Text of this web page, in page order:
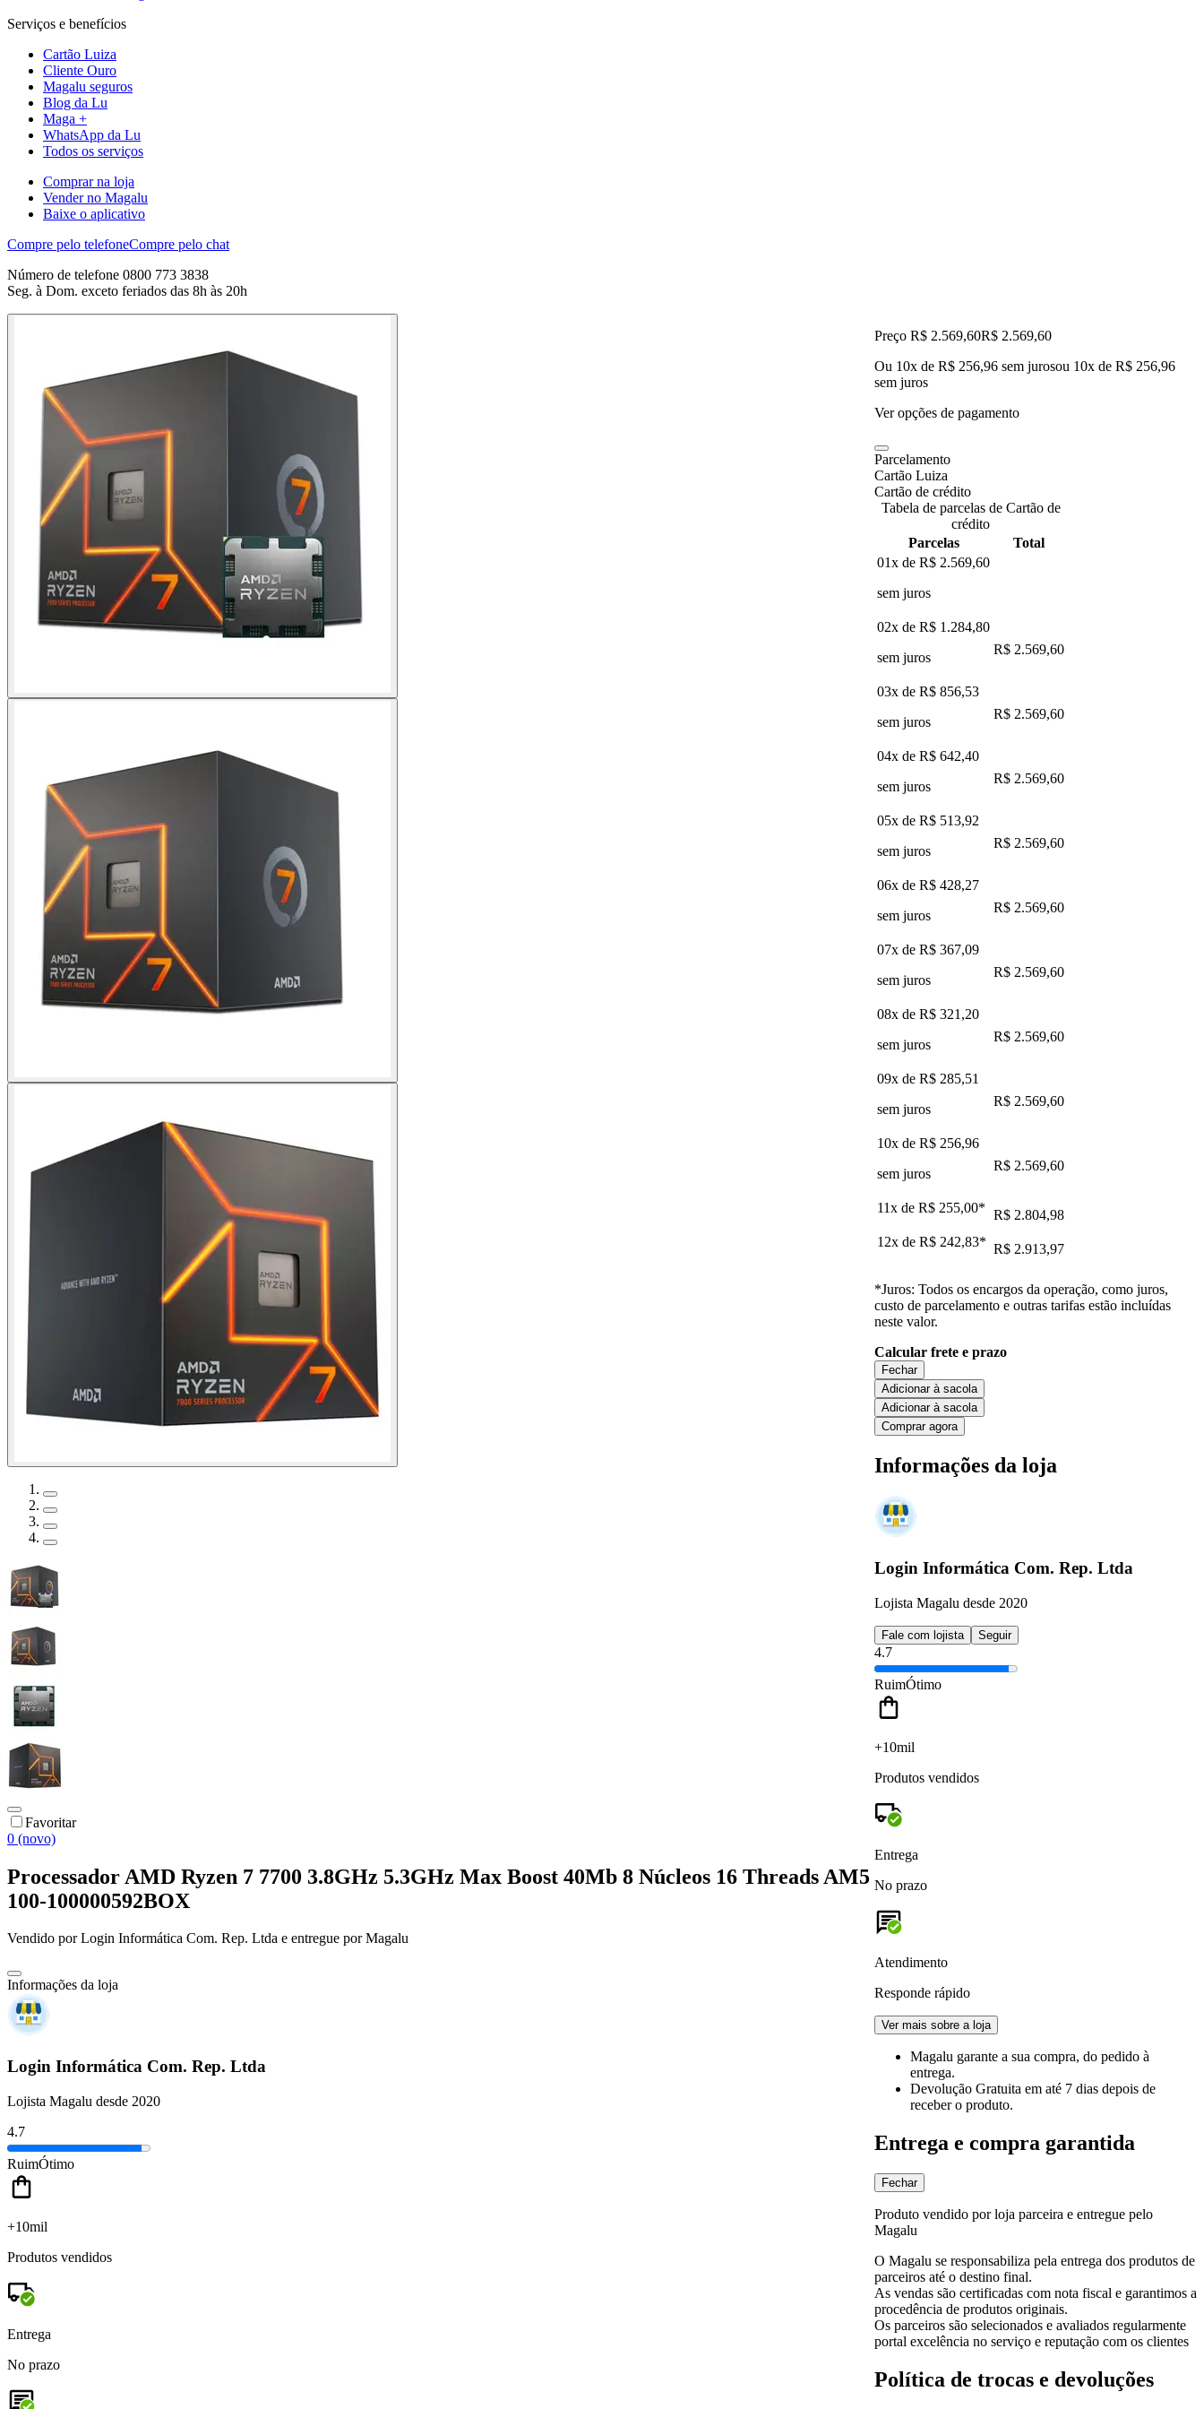
Serviços e benefícios
Cartão Luiza
Cliente Ouro
Magalu seguros
Blog da Lu
Maga +
WhatsApp da Lu
Todos os serviços
Comprar na loja
Vender no Magalu
Baixe o aplicativo
Compre pelo telefoneCompre pelo chat
Número de telefone 0800 773 3838
Seg. à Dom. exceto feriados das 8h às 20h
Favoritar
0 (novo)
Processador AMD Ryzen 7 7700 3.8GHz 5.3GHz Max Boost 40Mb 8 Núcleos 16 Threads AM5
100-100000592BOX
Vendido porLogin Informática Com. Rep. Ltda e entregue por Magalu
Informações da loja
Login Informática Com. Rep. Ltda
Lojista Magalu desde 2020
4.7
RuimÓtimo
+10mil
Produtos vendidos
Entrega
No prazo
Preço R$ 2.569,60R$ 2.569,60
Ou 10x de R$ 256,96 sem jurosou 10x de R$ 256,96
sem juros
Ver opções de pagamento
Parcelamento
Cartão Luiza
Cartão de crédito
Tabela de parcelas de Cartão de
crédito
Parcelas
Total
01x de R$ 2.569,60
sem juros
02x de R$ 1.284,80
sem juros
R$ 2.569,60
03x de R$ 856,53
sem juros
R$ 2.569,60
04x de R$ 642,40
sem juros
R$ 2.569,60
05x de R$ 513,92
sem juros
R$ 2.569,60
06x de R$ 428,27
sem juros
R$ 2.569,60
07x de R$ 367,09
sem juros
R$ 2.569,60
08x de R$ 321,20
sem juros
R$ 2.569,60
09x de R$ 285,51
sem juros
R$ 2.569,60
10x de R$ 256,96
sem juros
R$ 2.569,60
11x de R$ 255,00* R$ 2.804,98
12x de R$ 242,83* R$ 2.913,97
*Juros: Todos os encargos da operação, como juros,
custo de parcelamento e outras tarifas estão incluídas
neste valor.
Calcular frete e prazo
Fechar
Adicionar à sacola
Adicionar à sacola
Comprar agora
Informações da loja
Login Informática Com. Rep. Ltda
Lojista Magalu desde 2020
Fale com lojista Seguir
4.7
RuimÓtimo
+10mil
Produtos vendidos
Entrega
No prazo
Atendimento
Responde rápido
Ver mais sobre a loja
Magalu garante a sua compra, do pedido à
entrega.
Devolução Gratuita em até 7 dias depois de
receber o produto.
Entrega e compra garantida
Fechar
Produto vendido por loja parceira e entregue pelo
Magalu
O Magalu se responsabiliza pela entrega dos produtos de
parceiros até o destino final.
As vendas são certificadas com nota fiscal e garantimos a
procedência de produtos originais.
Os parceiros são selecionados e avaliados regularmente
portal excelência no serviço e reputação com os clientes
Política de trocas e devoluções